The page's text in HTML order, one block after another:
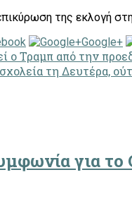
της εκλογή
Google+
Τραμπ από την
τη Δευτέρα,
για το